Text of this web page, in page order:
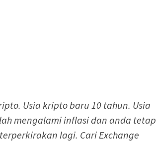
Usia kripto baru 10 tahun. Usia
mengalami inflasi dan anda tetap
lagi. Cari Exchange